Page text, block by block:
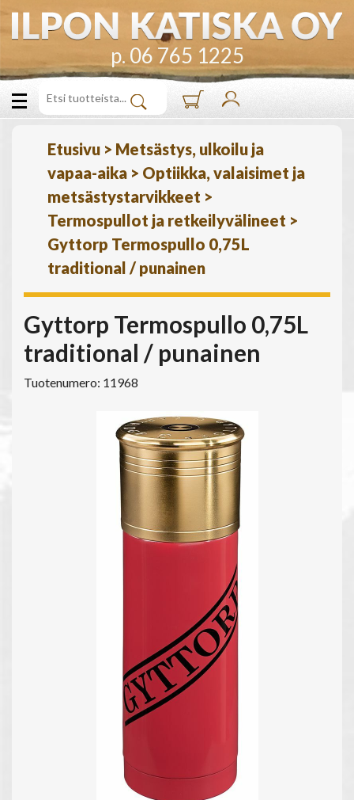
p. 06 765 1225
Etusivu > Metsästys, ulkoilu ja
vapaa-aika > Optiikka, valaisimet ja
metsästystarvikkeet >
Termospullot ja retkeilyvälineet >
Gyttorp Termospullo 0,75L
traditional / punainen
Gyttorp Termospullo 0,75L
traditional / punainen
Tuotenumero: 11968